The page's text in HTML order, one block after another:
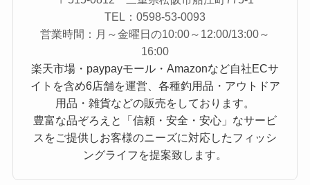
TEL：0598-53-0093
営業時間：月～金曜日の10:00～12:00/13:00～
16:00
楽天市場・paypayモール・Amazonなど自社ECサ
イトを含め6店舗を運営、各種釣用品・アウトドア
用品・雑貨などの販売をしております。
豊富な品ぞろえと「信頼・安全・安心」なサービ
スをご提供しお客様のニーズに対応したフィッシ
ングライフを提案致します。